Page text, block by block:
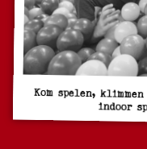
Kom spelen,
indoor